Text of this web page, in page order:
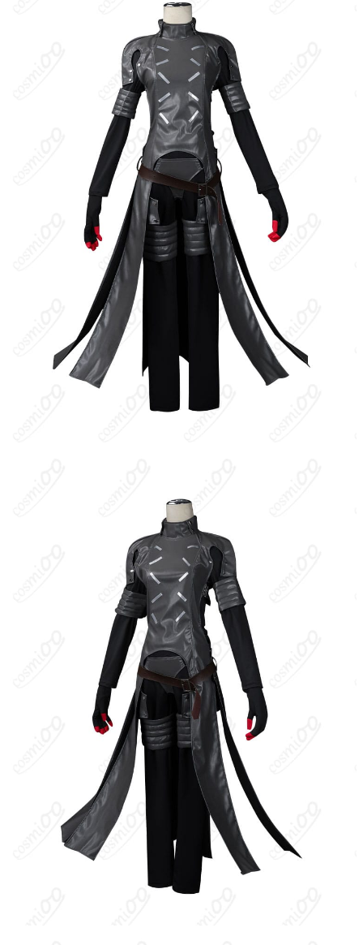
クレジットカード（VISA、Master、JCB、
Discover、AMERICAN EXPRESS）、
PayPal、銀行振込
コスプレイベント、写真撮影、舞台、公
演、ハロウィン、アニメコン、パーティー
収納方法
ハンガーに吊るす、収納ケースに入れる、
衣装袋に保管
商品状態
新品未使用
洗濯方法
手洗い推奨、漂白不可
『ペルソナ5 ザ・ファントムX』（P5X）は、ATLUS監修・
SEGA/ATLUSがライセンスし、Perfect World Games傘下のBlack
Wings Game Studioが開発するスマートフォン向けRPG。『ペル
ソナ5』の世界観を基盤に、中国を中心に展開されているスピンオ
フ作品。主人公は現代の高校生で、昼は学園生活、夜は“認知の世
界（メタバース）”で怪盗として活動する。怪盗団でのコードネー
ムは「ワンダー」。
キャラクター設定
：ワンダーはP5Xのオリジナル主人公。現実では
ごく普通の高校生だが、メタバースでは冷静沈着な戦術家として